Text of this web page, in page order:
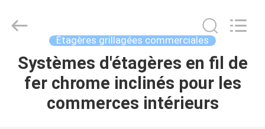
MAISON
PRODUITS
Étagères grillagées commerciales
Systèmes d'étagères en fil de
fer chrome inclinés pour les
commerces intérieurs